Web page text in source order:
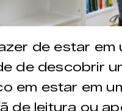
de estar em
de descobrir
em estar em
de leitura ou